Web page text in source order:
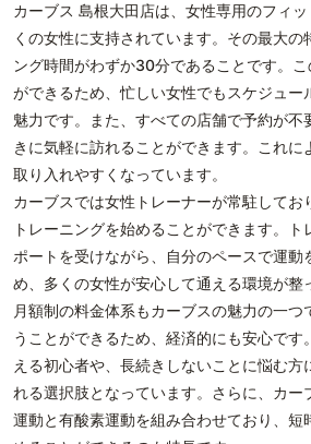
カーブス 島根大田店は、女性専用のフィ
くの女性に支持されています。その最大の
ング時間がわずか30分であることです。
ができるため、忙しい女性でもスケジュー
魅力です。また、すべての店舗で予約が不
きに気軽に訪れることができます。これに
取り入れやすくなっています。
カーブスでは女性トレーナーが常駐してお
トレーニングを始めることができます。
ポートを受けながら、自分のペースで運動
め、多くの女性が安心して通える環境が整
月額制の料金体系もカーブスの魅力の一つ
うことができるため、経済的にも安心です
える初心者や、長続きしないことに悩む方
れる選択肢となっています。さらに、カー
運動と有酸素運動を組み合わせており、短